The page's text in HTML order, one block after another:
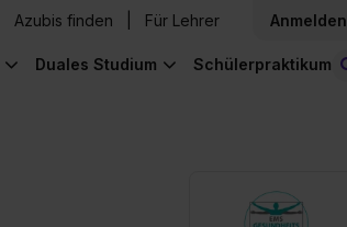
Azubis finden Für Lehrer Anmelden
Duales Studium Schülerpraktikum